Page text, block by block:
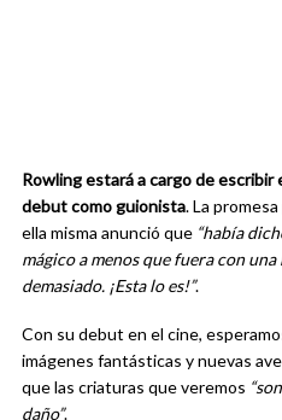
Rowling estará a cargo de
debut como guionista. La
ella misma anunció que “había
mágico a menos que fuera con
demasiado. ¡Esta lo es!”.
Con su debut en el cine,
imágenes fantásticas y nuevas
que las criaturas que veremos
daño”.